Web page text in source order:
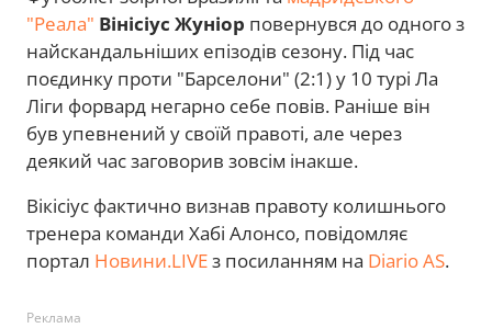
"Реала" Вінісіус Жуніор повернувся до одного з
найскандальніших епізодів сезону. Під час
поєдинку проти "Барселони" (2:1) у 10 турі Ла
Ліги форвард негарно себе повів. Раніше він
був упевнений у своїй правоті, але через
деякий час заговорив зовсім інакше.
Вікісіус фактично визнав правоту колишнього
тренера команди Хабі Алонсо, повідомляє
портал Новини.LIVEз посиланням на Diario AS.
Реклама